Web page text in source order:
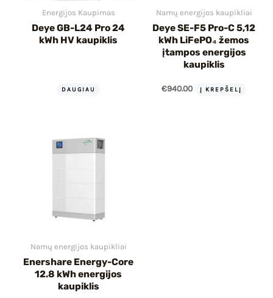
Energijos Kaupimas
Deye GB-L24 Pro 24
kWh HV kaupiklis
DAUGIAU
Namų energijos kaupikliai
Deye SE-F5 Pro-C 5,12
kWh LiFePO₄ žemos
įtampos energijos
kaupiklis
€940.00 Į KREPŠELĮ
Namų energijos kaupikliai
Enershare Energy-Core
12.8 kWh energijos
kaupiklis